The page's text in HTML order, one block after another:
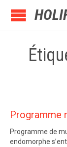
Programme
Programme de
endomorphe